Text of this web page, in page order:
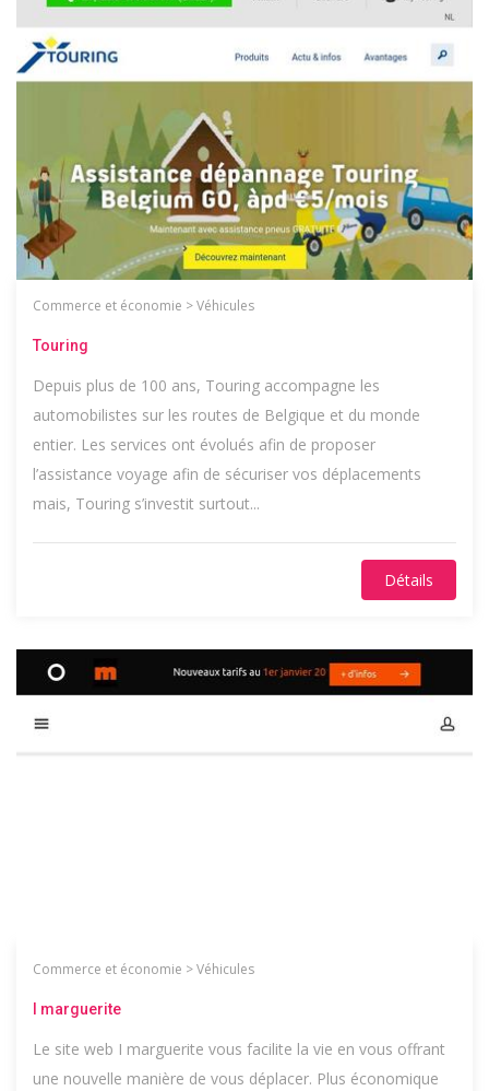
Commerce et économie >Véhicules
Touring
Depuis plus de 100 ans, Touring accompagne les
automobilistes sur les routes de Belgique et du monde
entier. Les services ont évolués afin de proposer
l’assistance voyage afin de sécuriser vos déplacements
mais, Touring s’investit surtout...
Détails
Commerce et économie >Véhicules
I marguerite
Le site web I marguerite vous facilite la vie en vous offrant
une nouvelle manière de vous déplacer. Plus économique